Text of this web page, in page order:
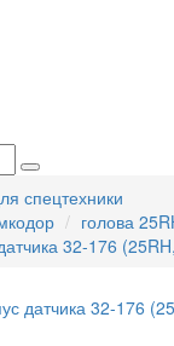
спецтехники
голова
32-176